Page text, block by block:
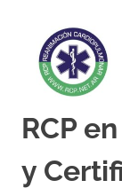
content
RCP
y